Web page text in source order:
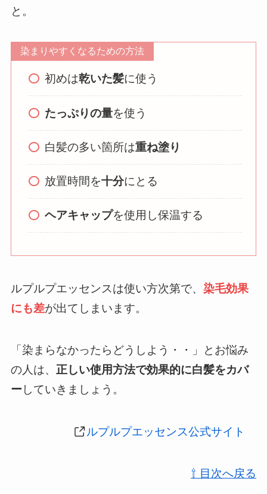
と。
染まりやすくなるための方法
初めは乾いた髪に使う
たっぷりの量を使う
白髪の多い箇所は重ね塗り
放置時間を十分にとる
ヘアキャップを使用し保温する
ルプルプエッセンスは使い方次第で、 染毛効果
にも差が出てしまいます。
「染まらなかったらどうしよう・・」とお悩み
の人は、 正しい使用方法で効果的に白髪をカバ
ー していきましょう。
ルプルプエッセンス公式サイト
⇧ 目次へ戻る